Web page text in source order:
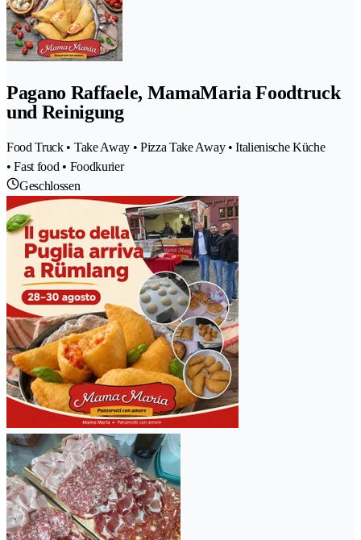
Pagano Raffaele, MamaMaria Foodtruck
und Reinigung
Food Truck • Take Away • Pizza Take Away • Italienische Küche
• Fast food • Foodkurier
Geschlossen